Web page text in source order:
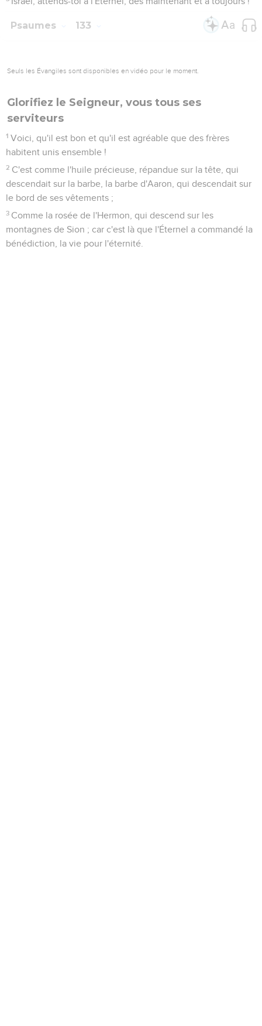
Psaumes 133
serviteurs
1 Voici, qu'il est bon et qu'il est agréable que des frères
habitent unis ensemble !
2 C'est comme l'huile précieuse, répandue sur la tête, qui
descendait sur la barbe, la barbe d'Aaron, qui descendait sur
le bord de ses vêtements ;
3 Comme la rosée de l'Hermon, qui descend sur les
montagnes de Sion ; car c'est là que l'Éternel a commandé la
bénédiction, la vie pour l'éternité.